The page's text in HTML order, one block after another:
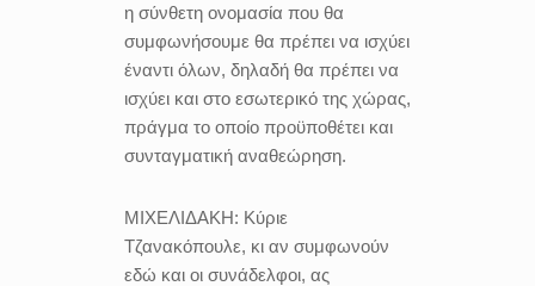
η σύνθετη ονομασία που θα
συμφωνήσουμε θα πρέπει να ισχύει
έναντι όλων, δηλαδή θα πρέπει να
ισχύει και στο εσωτερικό της χώρας,
πράγμα το οποίο προϋποθέτει και
συνταγματική αναθεώρηση.
ΜΙΧΕΛΙΔΑΚΗ: Κύριε
Τζανακόπουλε, κι αν συμφωνούν
εδώ και οι συνάδελφοι, ας